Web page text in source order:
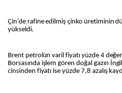
Çin’de rafine edilmiş çinko üretiminin
yükseldi.
Brent petrolün varil fiyatı yüzde 4
Borsasında işlem gören doğal gazın
cinsinden fiyatı ise yüzde 7,8 azalış